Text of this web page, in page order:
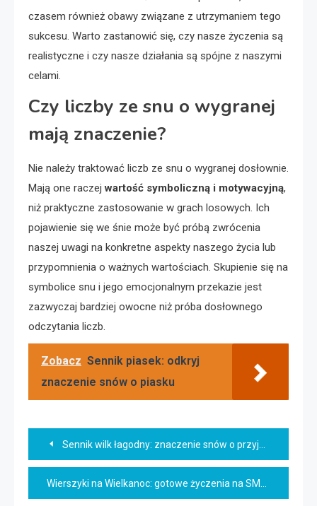
czasem również obawy związane z utrzymaniem tego
sukcesu. Warto zastanowić się, czy nasze życzenia są
realistyczne i czy nasze działania są spójne z naszymi
celami.
Czy liczby ze snu o wygranej
mają znaczenie?
Nie należy traktować liczb ze snu o wygranej dosłownie.
Mają one raczejwartość symboliczną i motywacyjną,
niż praktyczne zastosowanie w grach losowych. Ich
pojawienie się we śnie może być próbą zwrócenia
naszej uwagi na konkretne aspekty naszego życia lub
przypomnienia o ważnych wartościach. Skupienie się na
symbolice snu i jego emocjonalnym przekazie jest
zazwyczaj bardziej owocne niż próba dosłownego
odczytania liczb.
Zobacz Sennik piasek: odkryj
znaczenie snów o piasku
Nawigacja
wpisu
Sennik wilk łagodny: znaczenie snów o przyjaznych wilkach
Wierszyki na Wielkanoc: gotowe życzenia na SMS i kartki!